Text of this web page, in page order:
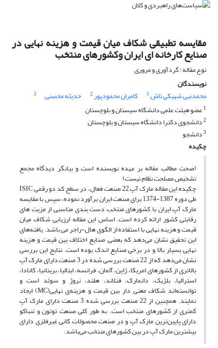
مقایسه تطبیقی شکاف میان قیمت و هزینه نهایی در
صنایع کارخانه ای ایران وکشورهای منتخب
نوع مقاله : گردآوری و مروری
نویسندگان
محمدنبی شهیکی تاش1 کامران محمودپور2 حدیثه محسنی
3
1عضو هیئت علمی دانشگاه سیستان و بلوچستان
2دانشجوی دکترا دانشگاه سیستان و بلوچستان
3دانشجو
چکیده
(صحت مطالب مقاله بر عهده نویسنده است و بیانگر دیدگاه مجمع
تشخیص مصلحت نظام نیست)
چکیده این مقاله مارک آپ 22 صنعت فعال، در سطح کد دو رقمی ISIC
طی دوره 1387-1374 برای صنعت ایران برآورد نموده، سپس با مقایسه
مارک آپ ایران با کشورهای منتخب دست بندی مناسبی از مزیت های
رقابتی کشور ارائه کرده است. اساس این مقاله ارزیابی شکاف میان
قیمت و هزینه نهایی با استفاده از الگوی هال-راجر می باشد. یافته‌های
این تحقیق نشان می‌دهد که بعضی صنایع اختلاف بین قیمت و هزینه
نهایی بسیار بالا و در برخی صنایع اندک بوده است. نتایج این بررسی
نشان می‌دهد که از 22 صنعت بررسی شده در 3 صنعت دارای مارک آپ
بالاتری از کشورهای امریکا، ژاپن، آلمان، فرانسه، ایتالیا، بریتانیا، کانادا،
استرالیا، بلژیک، دانمارک، فنلاند، هلند، نروژ و سوئد است و
توانسته‌اند شکاف معنی دار بین قیمت و هزینه‌ی نهایی(MC) ایجاد
نمایند. همچنین از 22 صنعت بررسی شده 3 صنعت دارای مارک آپ
کمتری از کشورهای منتخب است. به طور کلی صنعت توتون و تنباکو
دارای پایین‌ترین مارک آپ و در صنعت محصولات کانی غیرفلزی دارای
بیشترین مارک آپ در بین کشورهای منتخب می‌باشد.